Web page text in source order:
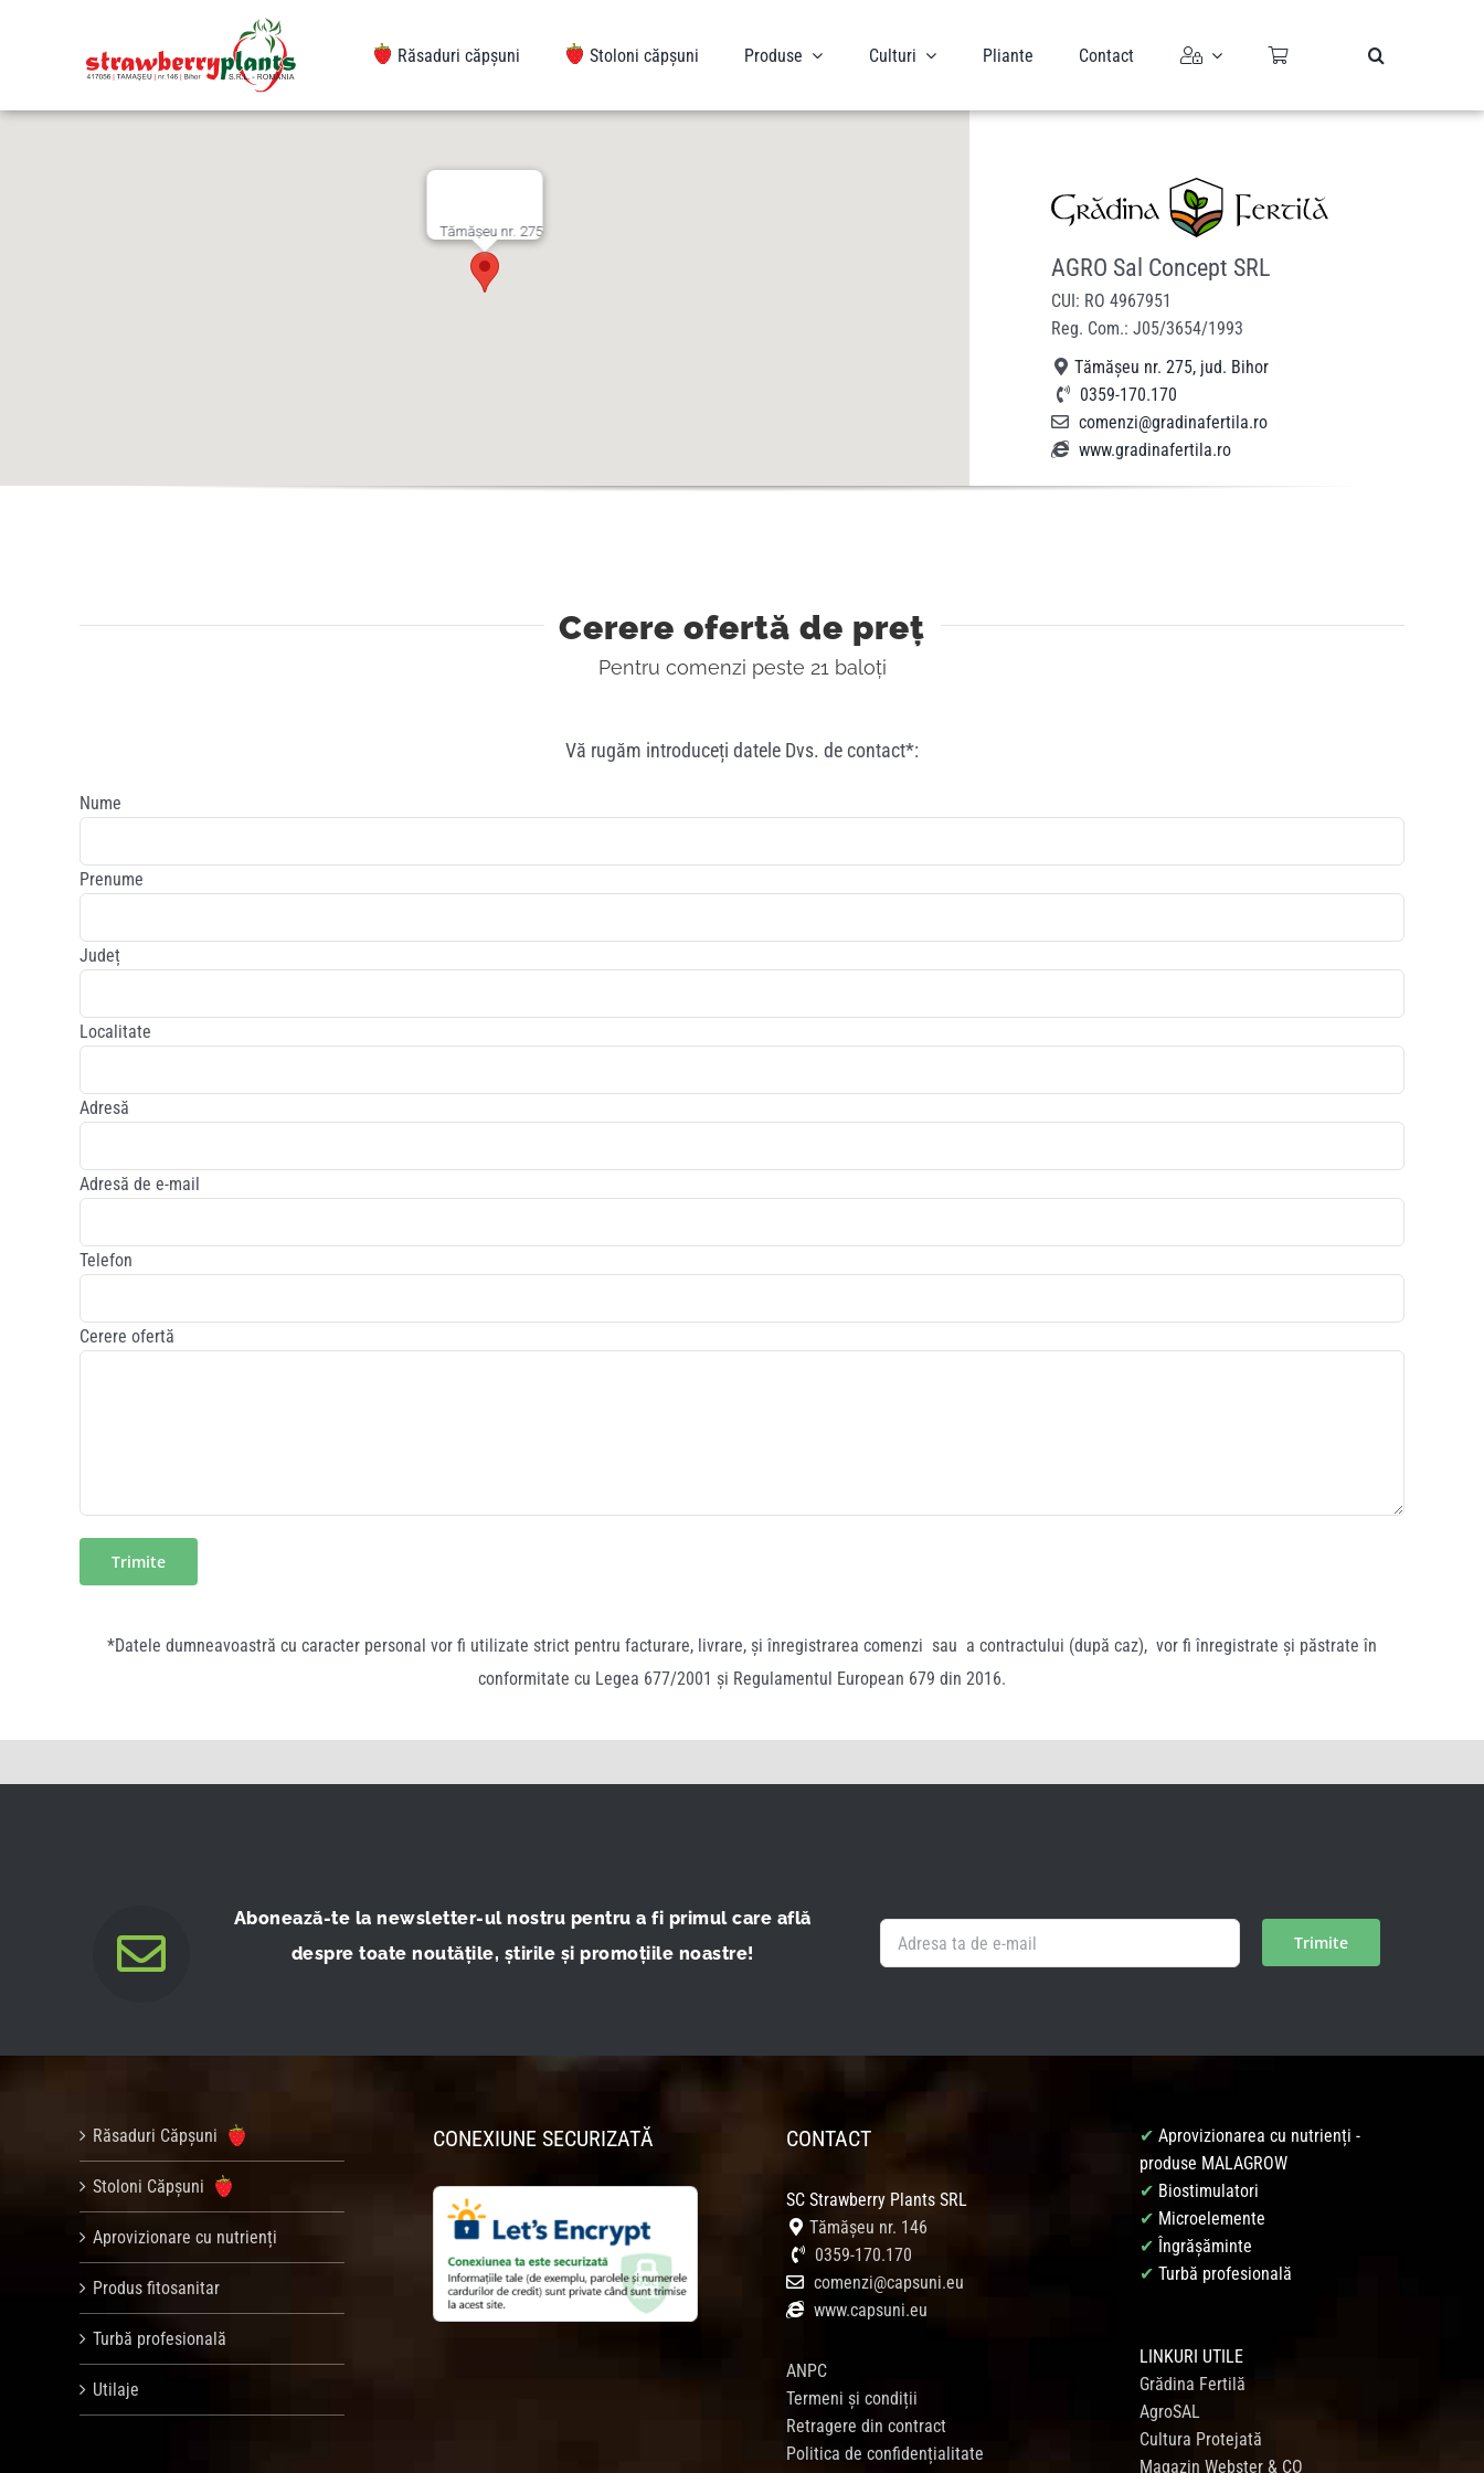
Răsaduri căpșuni Stoloni căpșuni Produse Culturi Pliante Contact
Tămășeu nr. 275
AGRO Sal Concept SRL
CUI: RO 4967951
Reg. Com.: J05/3654/1993
Tămășeu nr. 275, jud. Bihor
0359-170.170
comenzi@gradinafertila.ro
www.gradinafertila.ro
Cerere ofertă de preț
Pentru comenzi peste 21 baloți
Vă rugăm introduceți datele Dvs. de contact*:
Nume
Prenume
Județ
Localitate
Adresă
Adresă de e-mail
Telefon
Cerere ofertă
*Datele dumneavoastră cu caracter personal vor fi utilizate strict pentru facturare, livrare, și înregistrarea comenzi sau a contractului (după caz), vor fi înregistrate și păstrate în
conformitate cu Legea 677/2001 și Regulamentul European 679 din 2016.
Abonează-te la newsletter-ul nostru pentru a fi primul care află
despre toate noutățile, știrile și promoțiile noastre!
Răsaduri Căpșuni
Stoloni Căpșuni
Aprovizionare cu nutrienți
Produs fitosanitar
Turbă profesională
Utilaje
CONEXIUNE SECURIZATĂ CONTACT
SC Strawberry Plants SRL
Tămășeu nr. 146
0359-170.170
comenzi@capsuni.eu
www.capsuni.eu
ANPC
Termeni și condiții
Retragere din contract
Politica de confidențialitate
✔ Aprovizionarea cu nutrienți -
produse MALAGROW
✔ Biostimulatori
✔ Microelemente
✔ Îngrășăminte
✔ Turbă profesională
LINKURI UTILE
Grădina Fertilă
AgroSAL
Cultura Protejată
Magazin Webster & CO